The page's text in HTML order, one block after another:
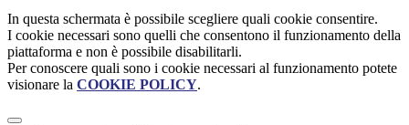
In questa schermata è possibile scegliere quali cookie consentire.
I cookie necessari sono quelli che consentono il funzionamento della
piattaforma e non è possibile disabilitarli.
Per conoscere quali sono i cookie necessari al funzionamento potete
visionare la COOKIE POLICY.